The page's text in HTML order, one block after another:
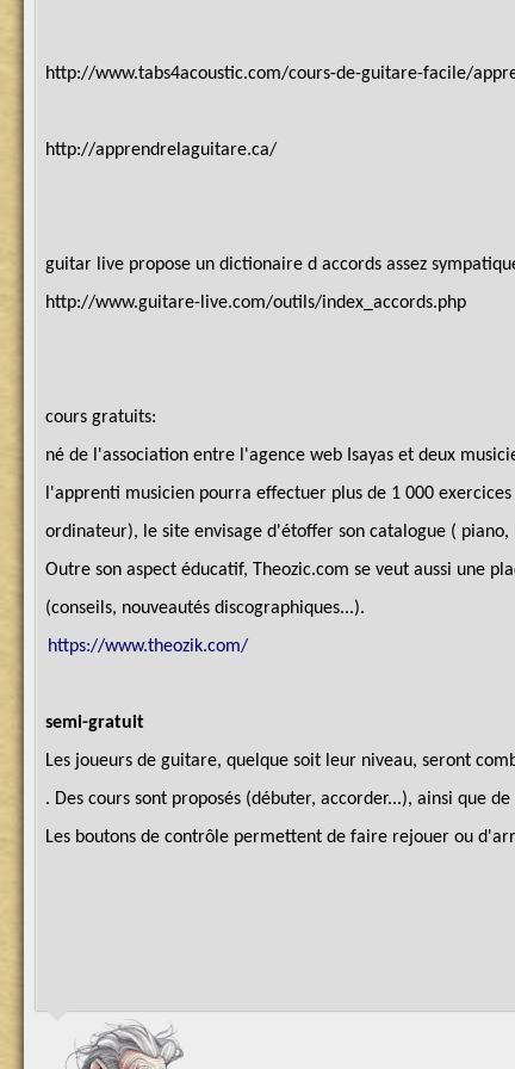
http://www.tabs4acoustic.com/cours-de-guitare-facile/
http://apprendrelaguitare.ca/
guitar live propose un dictionaire d accords assez
http://www.guitare-live.com/outils/index_accords.php
cours gratuits:
né de l'association entre l'agence web Isayas et deux
l'apprenti musicien pourra effectuer plus de 1 000
ordinateur), le site envisage d'étoffer son catalogue ( piano,
Outre son aspect éducatif, Theozic.com se veut aussi une
(conseils, nouveautés discographiques...).
https://www.theozik.com/
semi-gratuit
Les joueurs de guitare, quelque soit leur niveau, seront
. Des cours sont proposés (débuter, accorder...), ainsi que
Les boutons de contrôle permettent de faire rejouer ou